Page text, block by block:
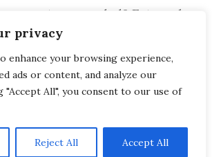
privacy
enhance your browsing experience,
ads or content, and analyze our
"Accept All", you consent to our use of
Reject All Accept All
muestran su edad? Esto es lo
al respecto
de la rutina? Prueba con una
POLITICA DE PRIVACIDAD, COOKIES